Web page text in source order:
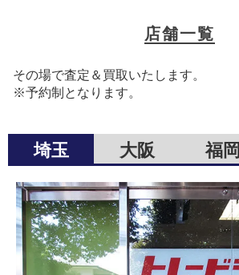
店舗一覧
その場で査定＆買取いたします。
※予約制となります。
埼玉 大阪 福岡